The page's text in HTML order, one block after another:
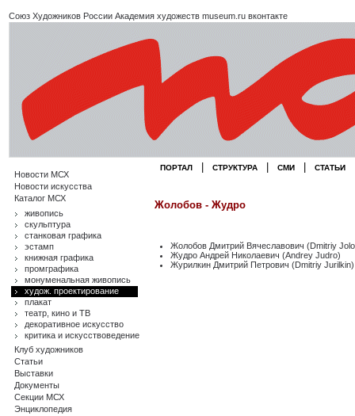
Союз Художников России Академия художеств museum.ru вконтакте
Новости МСХ
Новости искусства
Каталог МСХ
живопись
скульптура
станковая графика
эстамп
книжная графика
промграфика
монуменальная живопись
худож. проектирование
плакат
театр, кино и ТВ
декоративное искусство
критика и искусствоведение
Клуб художников
Статьи
Выставки
Документы
Секции МСХ
Энциклопедия
ПОРТАЛ СТРУКТУРА СМИ СТАТЬИ
Жолобов - Жудро
Жолобов Дмитрий Вячеславович (Dmitriy
Жудро Андрей Николаевич (Andrey Judro)
Журилкин Дмитрий Петрович (Dmitriy Jurilkin)